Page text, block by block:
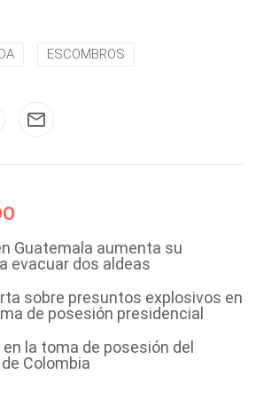
ESCOMBROS
Guatemala aumenta su
evacuar dos aldeas
sobre presuntos explosivos en
de posesión presidencial
la toma de posesión del
Colombia